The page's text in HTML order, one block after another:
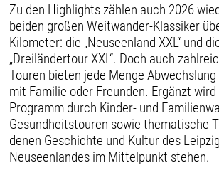
Zu den Highlights zählen auch 2026
beiden großen Weitwander-Klassiker
Kilometer: die „Neuseenland XXL“ und
„Dreiländertour XXL“. Doch auch
Touren bieten jede Menge
mit Familie oder Freunden. Ergänzt wird
Programm durch Kinder- und
Gesundheitstouren sowie thematische
denen Geschichte und Kultur des
Neuseenlandes im Mittelpunkt stehen.